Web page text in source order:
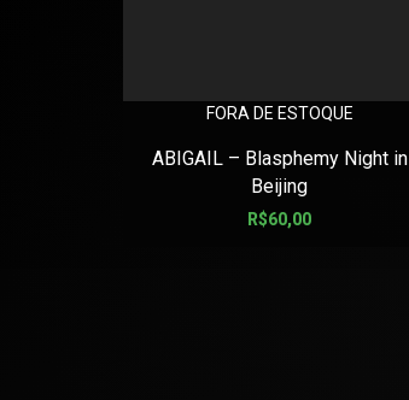
FORA DE ESTOQUE
ABIGAIL – Blasphemy Night in
Beijing
R$60,00